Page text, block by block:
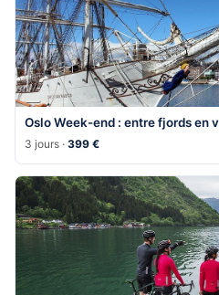
Oslo Week-end : entre fjords en
3 jours ·399 €